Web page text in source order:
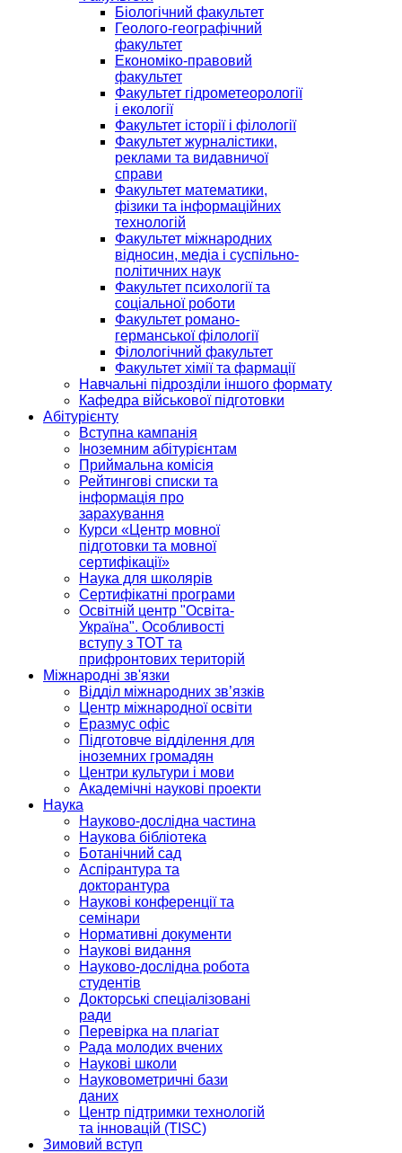
Біологічний факультет
Геолого-географічний
факультет
Економіко-правовий
факультет
Факультет гідрометеорології
і екології
Факультет історії і філології
Факультет журналістики,
реклами та видавничої
справи
Факультет математики,
фізики та інформаційних
технологій
Факультет міжнародних
відносин, медіа і суспільно-
політичних наук
Факультет психології та
соціальної роботи
Факультет романо-
германської філології
Філологічний факультет
Факультет хімії та фармації
Навчальні підрозділи іншого формату
Кафедра військової підготовки
Абітурієнту
Вступна кампанія
Іноземним абітурієнтам
Приймальна комісія
Рейтингові списки та
інформація про
зарахування
Курси «Центр мовної
підготовки та мовної
сертифікації»
Наука для школярів
Сертифікатні програми
Освітній центр "Освіта-
Україна". Особливості
вступу з ТОТ та
прифронтових територій
Міжнародні зв'язки
Відділ міжнародних зв’язків
Центр міжнародної освіти
Еразмус офіс
Підготовче відділення для
іноземних громадян
Центри культури і мови
Академічні наукові проекти
Наука
Науково-дослідна частина
Наукова бібліотека
Ботанічний сад
Аспірантура та
докторантура
Наукові конференції та
семінари
Нормативні документи
Наукові видання
Науково-дослідна робота
студентів
Докторські спеціалізовані
ради
Перевірка на плагіат
Рада молодих вчених
Наукові школи
Науковометричні бази
даних
Центр підтримки технологій
та інновацій (TISC)
Зимовий вступ